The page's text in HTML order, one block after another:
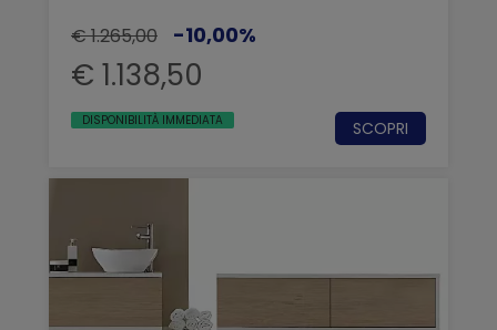
€ 1.265,00 -10,00%
€ 1.138,50
DISPONIBILITÀ IMMEDIATA SCOPRI